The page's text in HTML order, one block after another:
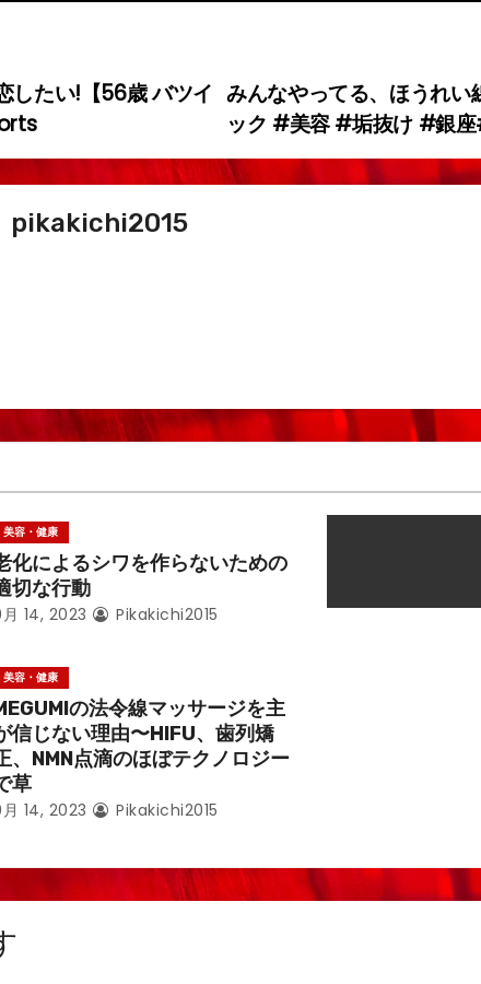
みんなやってる、ほうれい
ック #美容 #垢抜け #銀
したい!【56歳 バツイ
pikakichi2015
美容・健康
化によるシワを作らないための
切な行動
14, 2023 Pikakichi2015
美容・健康
の法令線マッサージを主
信じない理由〜HIFU、歯列矯
、NMN点滴のほぼテクノロジー
草
14, 2023 Pikakichi2015